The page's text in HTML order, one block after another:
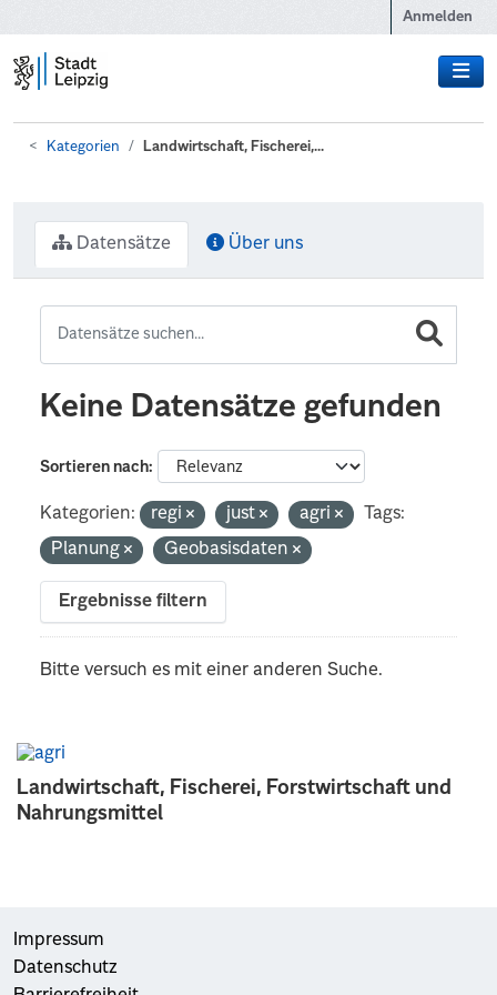
Anmelden
Kategorien Landwirtschaft, Fischerei,...
Landwirtschaft, Fischerei, Forstwirtschaft und
Nahrungsmittel
Datensätze Über uns
Keine Datensätze gefunden
Sortieren nach
Kategorien: regi just agri
Tags:
Planung
Geobasisdaten
Ergebnisse filtern
Bitte versuch es mit einer anderen Suche.
Impressum
Datenschutz